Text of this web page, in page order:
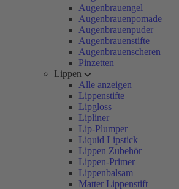
Augenbrauengel
Augenbrauenpomade
Augenbrauenpuder
Augenbrauenstifte
Augenbrauenscheren
Pinzetten
Lippen
Alle anzeigen
Lippenstifte
Lipgloss
Lipliner
Lip-Plumper
Liquid Lipstick
Lippen Zubehör
Lippen-Primer
Lippenbalsam
Matter Lippenstift